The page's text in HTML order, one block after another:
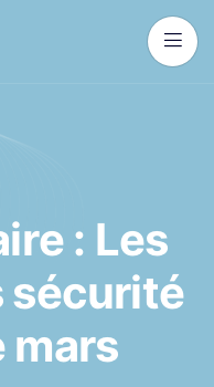
ire : Les
sécurité
mars